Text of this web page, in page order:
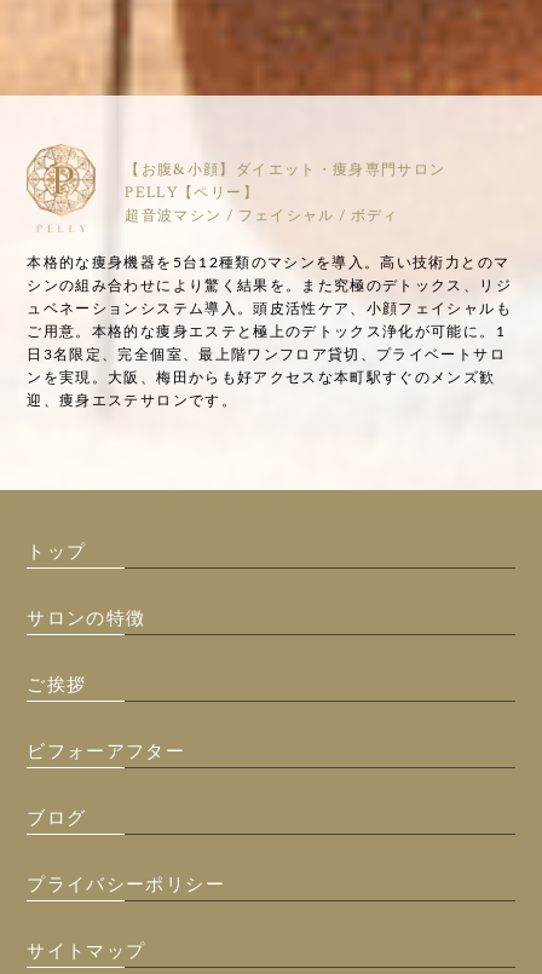
【お腹&小顔】ダイエット・痩身専門サロン
PELLY【ペリー】
超音波マシン / フェイシャル / ボディ
本格的な痩身機器を5台12種類のマシンを導入。高い技術力とのマ
シンの組み合わせにより驚く結果を。また究極のデトックス、リジ
ュベネーションシステム導入。頭皮活性ケア、小顔フェイシャルも
ご用意。本格的な痩身エステと極上のデトックス浄化が可能に。1
日3名限定、完全個室、最上階ワンフロア貸切、プライベートサロ
ンを実現。大阪、梅田からも好アクセスな本町駅すぐのメンズ歓
迎、痩身エステサロンです。
トップ
サロンの特徴
ご挨拶
ビフォーアフター
ブログ
プライバシーポリシー
サイトマップ